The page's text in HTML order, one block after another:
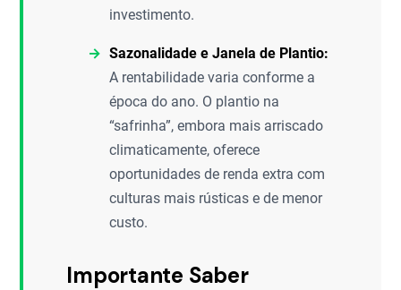
investimento.
Sazonalidade e Janela de Plantio:
A rentabilidade varia conforme a
época do ano. O plantio na
“safrinha”, embora mais arriscado
climaticamente, oferece
oportunidades de renda extra com
culturas mais rústicas e de menor
custo.
Importante Saber